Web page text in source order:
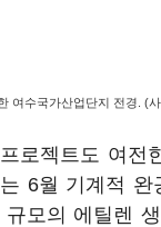
여수국가산업단지 전경. (
로젝트도 여전
6월 기계적 완
모의 에틸렌